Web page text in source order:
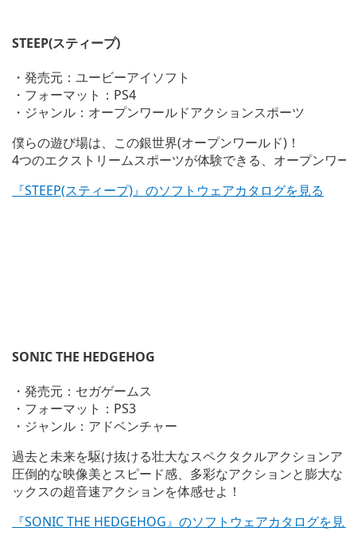
STEEP(スティープ)
・発売元：ユービーアイソフト
・フォーマット：PS4
・ジャンル：オープンワールドアクションスポーツ
僕らの遊び場は、この銀世界(オープンワールド)！
4つのエクストリームスポーツが体験できる、オープンワ
『STEEP(スティープ)』のソフトウェアカタログを見る
SONIC THE HEDGEHOG
・発売元：セガゲームス
・フォーマット：PS3
・ジャンル：アドベンチャー
過去と未来を駆け抜ける壮大なスペクタクルアクションア
圧倒的な映像美とスピード感、多彩なアクションと膨大
ックスの超音速アクションを体感せよ！
『SONIC THE HEDGEHOG』のソフトウェアカタログを